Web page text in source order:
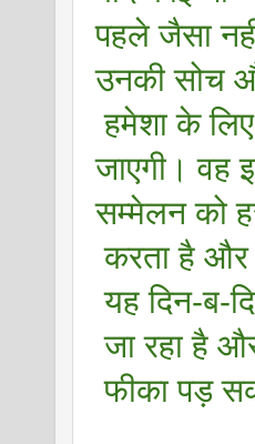
पहले जैसा
उनकी सोच
हमेशा के
जाएगी। वह
सम्मेलन को
करता है और
यह दिन-ब-
जा रहा है
फीका पड़